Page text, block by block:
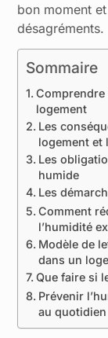
bon moment
désagréments.
Sommaire
Comprendre
logement
Les
logement et
Les
humide
Les
Comment
l’humidité
Modèle de
dans un
Que faire si
Prévenir
au quotidien